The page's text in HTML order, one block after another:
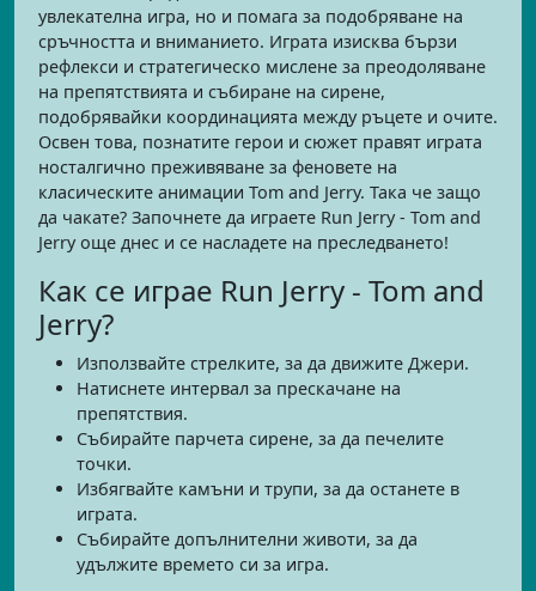
увлекателна игра, но и помага за подобряване на
сръчността и вниманието. Играта изисква бързи
рефлекси и стратегическо мислене за преодоляване
на препятствията и събиране на сирене,
подобрявайки координацията между ръцете и очите.
Освен това, познатите герои и сюжет правят играта
носталгично преживяване за феновете на
класическите анимации Tom and Jerry. Така че защо
да чакате? Започнете да играете Run Jerry - Tom and
Jerry още днес и се насладете на преследването!
Как се играе Run Jerry - Tom and
Jerry?
Използвайте стрелките, за да движите Джери.
Натиснете интервал за прескачане на
препятствия.
Събирайте парчета сирене, за да печелите
точки.
Избягвайте камъни и трупи, за да останете в
играта.
Събирайте допълнителни животи, за да
удължите времето си за игра.